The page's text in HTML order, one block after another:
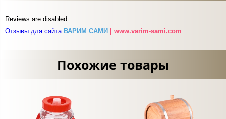
Reviews are disabled
Отзывы для сайта ВАРИМ САМИ | www.varim-sami.com
Похожие товары